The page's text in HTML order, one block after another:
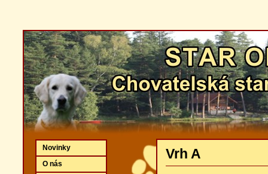
Vrh A
Novinky
O nás